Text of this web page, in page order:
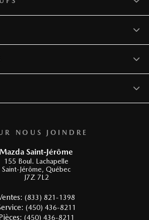
NOUS JOINDRE
Mazda Saint-Jérôme
155 Boul. Lachapelle
Saint-Jérôme, Québec
J7Z 7L2
(833) 821-1398
(450) 436-8211
(450) 436-8211